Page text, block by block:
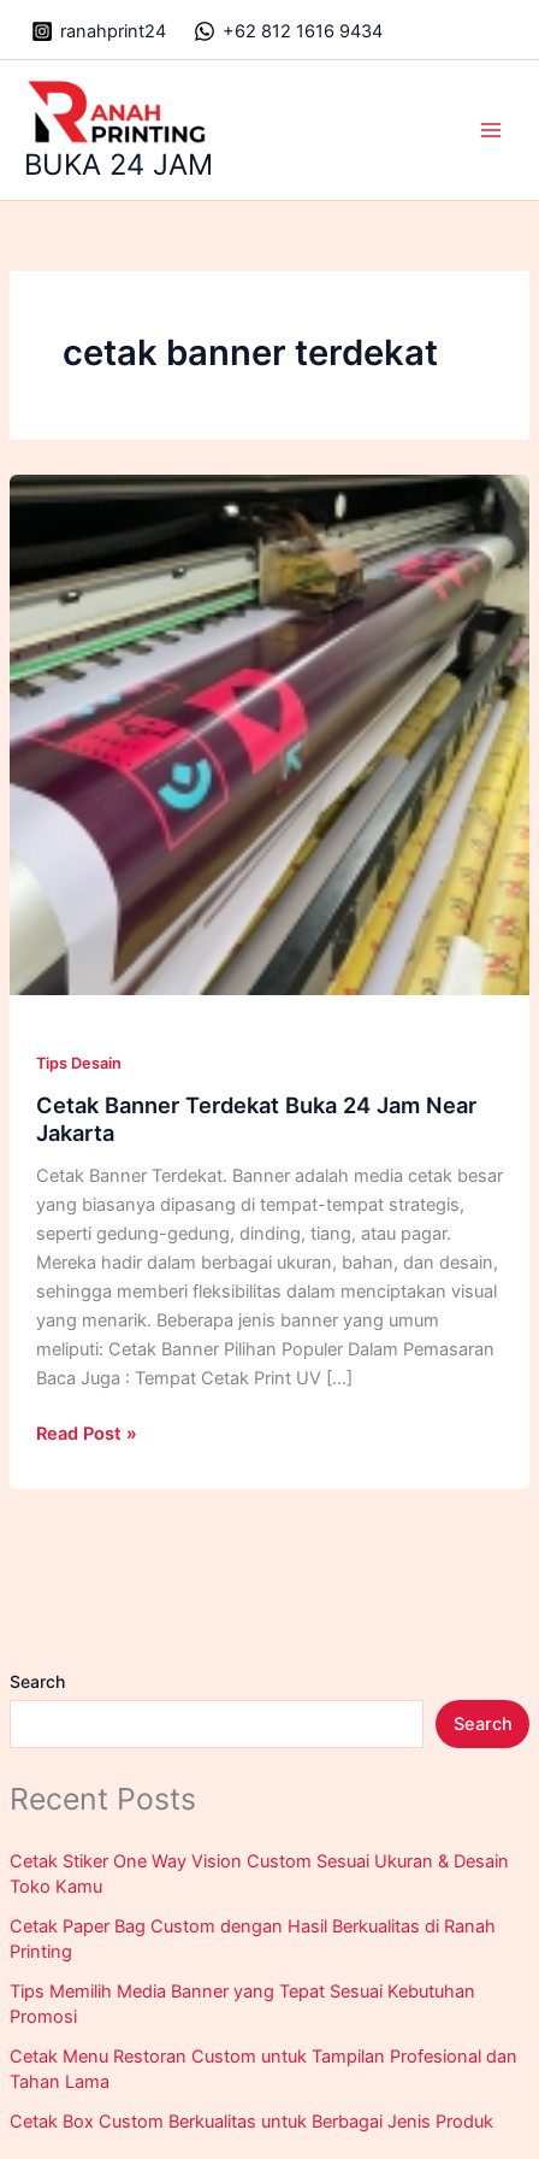
ranahprint24 +62 812 1616 9434
BUKA 24 JAM
Search
Search
Recent Posts
Cetak Stiker One Way Vision Custom Sesuai Ukuran & Desain
Toko Kamu
Cetak Paper Bag Custom dengan Hasil Berkualitas di Ranah
Printing
Tips Memilih Media Banner yang Tepat Sesuai Kebutuhan
Promosi
Cetak Menu Restoran Custom untuk Tampilan Profesional dan
Tahan Lama
Cetak Box Custom Berkualitas untuk Berbagai Jenis Produk
cetak banner terdekat
Tips Desain
Cetak Banner Terdekat Buka 24 Jam Near
Jakarta
Cetak Banner Terdekat. Banner adalah media cetak besar
yang biasanya dipasang di tempat-tempat strategis,
seperti gedung-gedung, dinding, tiang, atau pagar.
Mereka hadir dalam berbagai ukuran, bahan, dan desain,
sehingga memberi fleksibilitas dalam menciptakan visual
yang menarik. Beberapa jenis banner yang umum
meliputi: Cetak Banner Pilihan Populer Dalam Pemasaran
Baca Juga : Tempat Cetak Print UV […]
Cetak
Terdekat
Read Post »